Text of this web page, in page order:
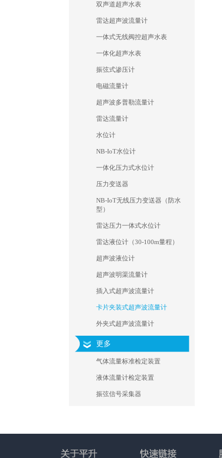
双声道超声水表
雷达超声波流量计
一体式无线阀控超声水表
一体化超声水表
振弦式渗压计
电磁流量计
超声波多普勒流量计
雷达流量计
水位计
NB-IoT水位计
一体化压力式水位计
压力变送器
NB-IoT无线压力变送器（防水
型）
雷达压力一体式水位计
雷达液位计（30-100m量程）
超声波液位计
超声波明渠流量计
插入式超声波流量计
卡片夹装式超声波流量计
外夹式超声波流量计
更多
气体流量标准检定装置
液体流量计检定装置
振弦信号采集器